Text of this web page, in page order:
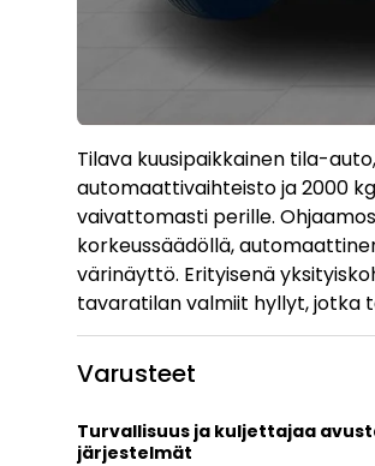
Tilava kuusipaikkainen tila-
automaattivaihteisto ja 2000
vaivattomasti perille.
korkeussäädöllä,
värinäyttö. Erityisenä
tavaratilan valmiit hyllyt, jotka
Varusteet
Turvallisuus ja kuljettajaa
järjestelmät